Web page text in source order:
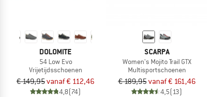
DOLOMITE
54 Low Evo
Vrijetijdsschoenen
€ 149,95vanaf € 112,46
4,8(74)
SCARPA
Women's Mojito Trail GTX
Multisportschoenen
€ 189,95vanaf € 161,46
4,5(13)